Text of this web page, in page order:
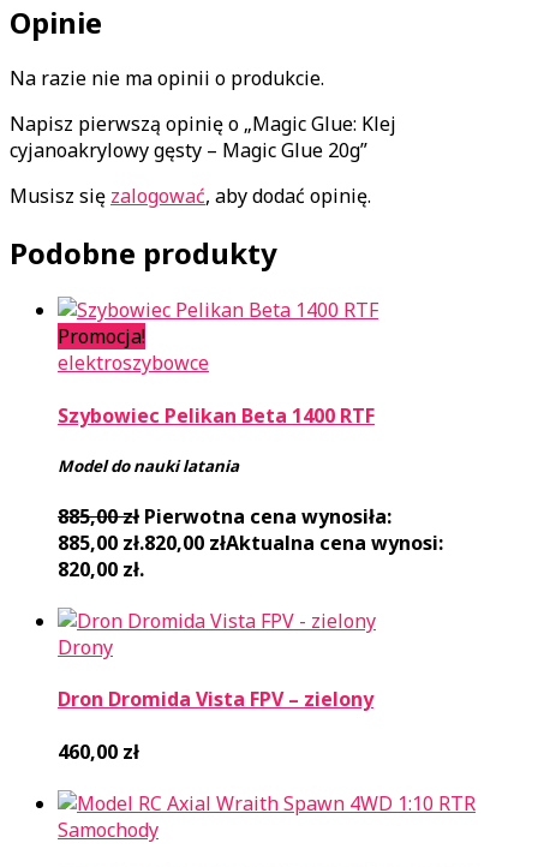
Opinie
Na razie nie ma opinii o produkcie.
Napisz pierwszą opinię o „Magic Glue: Klej
cyjanoakrylowy gęsty – Magic Glue 20g”
Musisz się zalogować, aby dodać opinię.
Podobne produkty
Promocja!
elektroszybowce
Szybowiec Pelikan Beta 1400 RTF
Model do nauki latania
885,00zł Pierwotna cena wynosiła:
885,00 zł.820,00 złAktualna cena wynosi:
820,00 zł.
Drony
Dron Dromida Vista FPV – zielony
460,00 zł
Samochody